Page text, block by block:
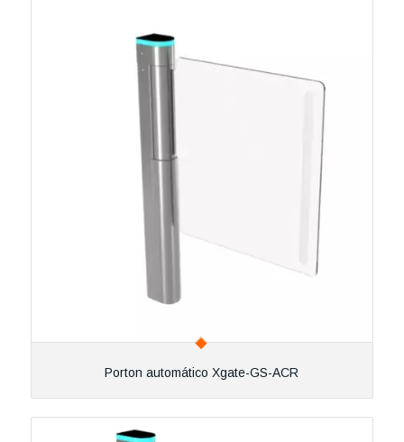
Porton automático Xgate-GS-ACR